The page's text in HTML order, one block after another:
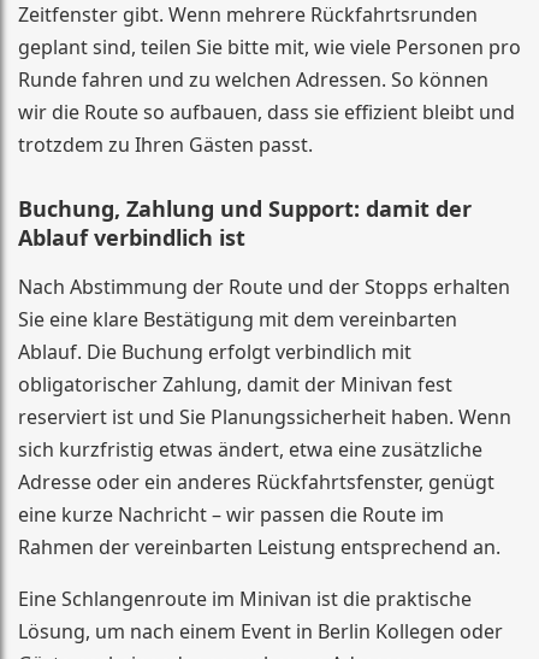
Zeitfenster gibt. Wenn mehrere Rückfahrtsrunden
geplant sind, teilen Sie bitte mit, wie viele Personen pro
Runde fahren und zu welchen Adressen. So können
wir die Route so aufbauen, dass sie effizient bleibt und
trotzdem zu Ihren Gästen passt.
Buchung, Zahlung und Support: damit der
Ablauf verbindlich ist
Nach Abstimmung der Route und der Stopps erhalten
Sie eine klare Bestätigung mit dem vereinbarten
Ablauf. Die Buchung erfolgt verbindlich mit
obligatorischer Zahlung, damit der Minivan fest
reserviert ist und Sie Planungssicherheit haben. Wenn
sich kurzfristig etwas ändert, etwa eine zusätzliche
Adresse oder ein anderes Rückfahrtsfenster, genügt
eine kurze Nachricht – wir passen die Route im
Rahmen der vereinbarten Leistung entsprechend an.
Eine Schlangenroute im Minivan ist die praktische
Lösung, um nach einem Event in Berlin Kollegen oder